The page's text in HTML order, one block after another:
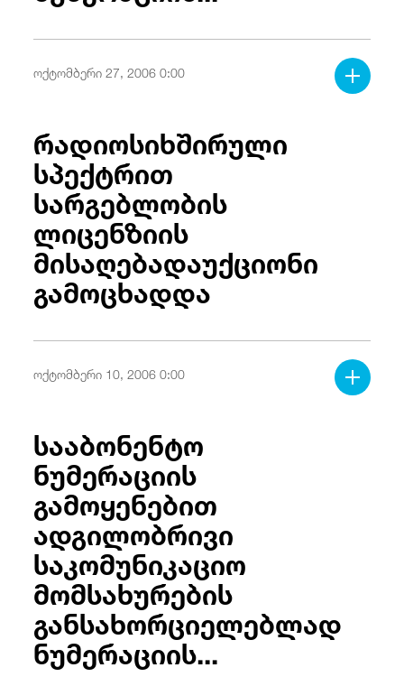
რადიოსიხშირული
სპექტრით
სარგებლობის
ლიცენზიის
მისაღებადაუქციონი
გამოცხადდა
ოქტომბერი 27, 2006 0:00
სააბონენტო
ნუმერაციის
გამოყენებით
ადგილობრივი
საკომუნიკაციო
მომსახურების
განსახორციელებლად
ნუმერაციის...
ოქტომბერი 10, 2006 0:00